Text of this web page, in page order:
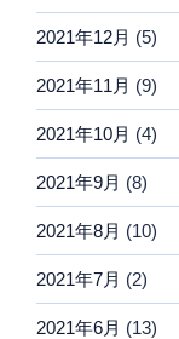
2021年12月 (5)
2021年11月 (9)
2021年10月 (4)
2021年9月 (8)
2021年8月 (10)
2021年7月 (2)
2021年6月 (13)